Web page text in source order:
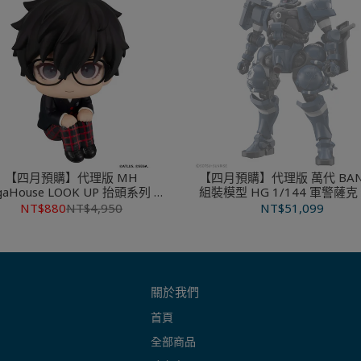
【四月預購】代理版 MH
LOOK UP 抬頭系列 女
聞錄5 皇家版 雨宮蓮 主人公
NT$880NT$4,950
【四月預購】代理版 萬代
組裝模型 HG 1/144 軍警薩克
GQuuuuuuX
NT$51,099
關於我們
首頁
全部商品